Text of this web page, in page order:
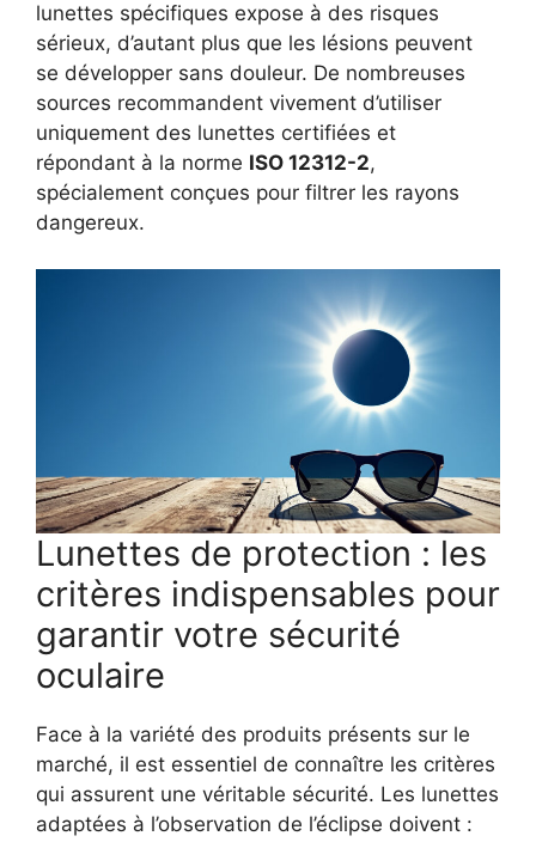
lunettes spécifiques expose à des risques
sérieux, d’autant plus que les lésions peuvent
se développer sans douleur. De nombreuses
sources recommandent vivement d’utiliser
uniquement des lunettes certifiées et
répondant à la norme ISO 12312-2,
spécialement conçues pour filtrer les rayons
dangereux.
Lunettes de protection : les
critères indispensables pour
garantir votre sécurité
oculaire
Face à la variété des produits présents sur le
marché, il est essentiel de connaître les critères
qui assurent une véritable sécurité. Les lunettes
adaptées à l’observation de l’éclipse doivent :